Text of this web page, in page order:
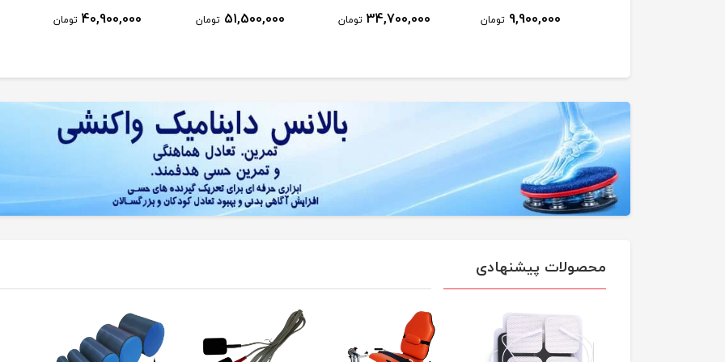
9,900,000 تومان 34,700,000 تومان 51,500,000 تومان 40,900,000 تومان
محصولات پیشنهادی